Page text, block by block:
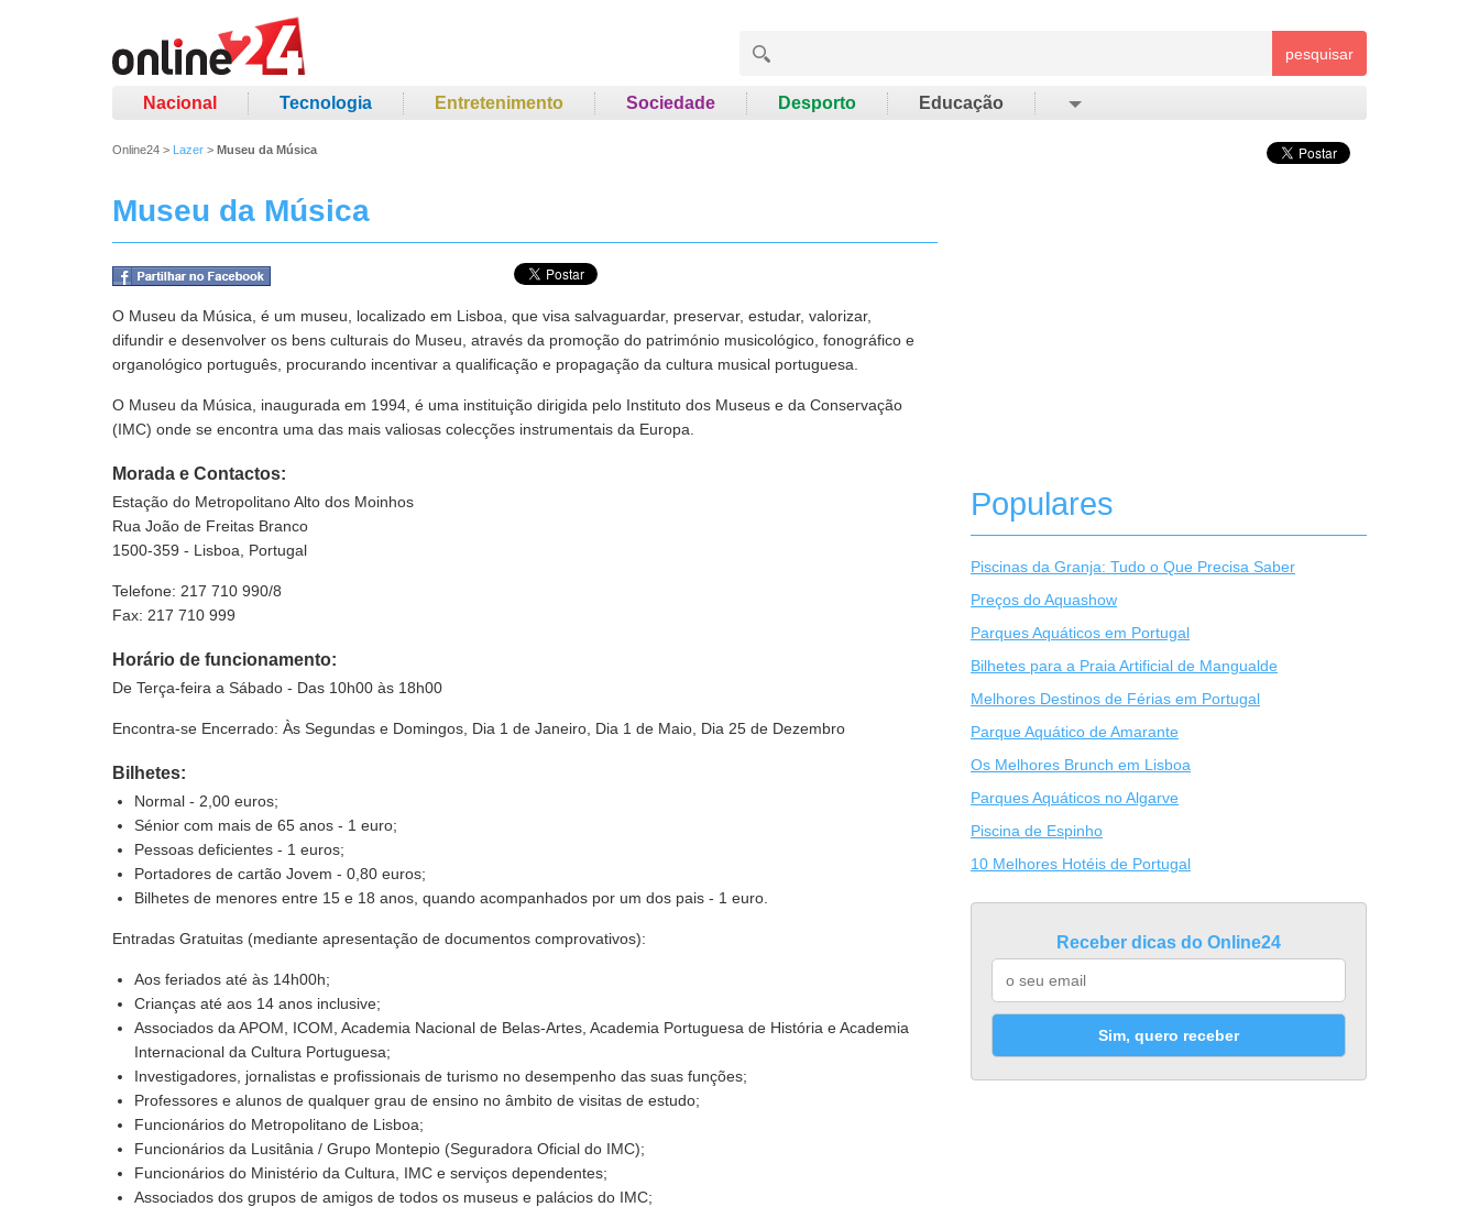
pesquisar
Nacional Tecnologia Entretenimento Sociedade Desporto Educação
Online24 > Lazer > Museu da Música
Museu da Música
O Museu da Música, é um museu, localizado em Lisboa, que visa salvaguardar, preservar, estudar, valorizar,
difundir e desenvolver os bens culturais do Museu, através da promoção do património musicológico, fonográfico e
organológico português, procurando incentivar a qualificação e propagação da cultura musical portuguesa.
O Museu da Música, inaugurada em 1994, é uma instituição dirigida pelo Instituto dos Museus e da Conservação
(IMC) onde se encontra uma das mais valiosas colecções instrumentais da Europa.
Morada e Contactos:
Estação do Metropolitano Alto dos Moinhos
Rua João de Freitas Branco
1500-359 - Lisboa, Portugal
Telefone: 217 710 990/8
Fax: 217 710 999
Horário de funcionamento:
De Terça-feira a Sábado - Das 10h00 às 18h00
Encontra-se Encerrado: Às Segundas e Domingos, Dia 1 de Janeiro, Dia 1 de Maio, Dia 25 de Dezembro
Bilhetes:
Normal - 2,00 euros;
Sénior com mais de 65 anos - 1 euro;
Pessoas deficientes - 1 euros;
Portadores de cartão Jovem - 0,80 euros;
Bilhetes de menores entre 15 e 18 anos, quando acompanhados por um dos pais - 1 euro.
Entradas Gratuitas (mediante apresentação de documentos comprovativos):
Aos feriados até às 14h00h;
Crianças até aos 14 anos inclusive;
Associados da APOM, ICOM, Academia Nacional de Belas-Artes, Academia Portuguesa de História e Academia
Internacional da Cultura Portuguesa;
Investigadores, jornalistas e profissionais de turismo no desempenho das suas funções;
Professores e alunos de qualquer grau de ensino no âmbito de visitas de estudo;
Funcionários do Metropolitano de Lisboa;
Funcionários da Lusitânia / Grupo Montepio (Seguradora Oficial do IMC);
Funcionários do Ministério da Cultura, IMC e serviços dependentes;
Associados dos grupos de amigos de todos os museus e palácios do IMC;
Populares
Piscinas da Granja: Tudo o Que Precisa Saber
Preços do Aquashow
Parques Aquáticos em Portugal
Bilhetes para a Praia Artificial de Mangualde
Melhores Destinos de Férias em Portugal
Parque Aquático de Amarante
Os Melhores Brunch em Lisboa
Parques Aquáticos no Algarve
Piscina de Espinho
10 Melhores Hotéis de Portugal
Receber dicas do Online24
Sim, quero receber